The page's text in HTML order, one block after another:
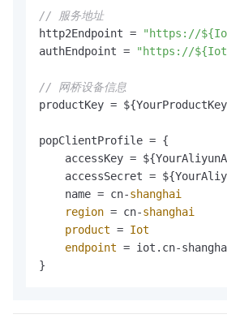
// 服务地址
http2Endpoint =
"https://
authEndpoint =
"https://
// 网桥设备信息
productKey =
popClientProfile = {
accessKey =
accessSecret =
    name = cn-
shanghai
region = cn-shanghai
product = Iot
endpoint = iot.cn-
}